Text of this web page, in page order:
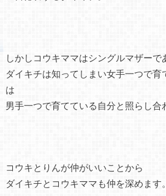
しかしコウキママはシングルマザーで
ダイキチは知ってしまい女手一つで育
は
男手一つで育てている自分と照らし合
コウキとりんが仲がいいことから
ダイキチとコウキママも仲を深めます。